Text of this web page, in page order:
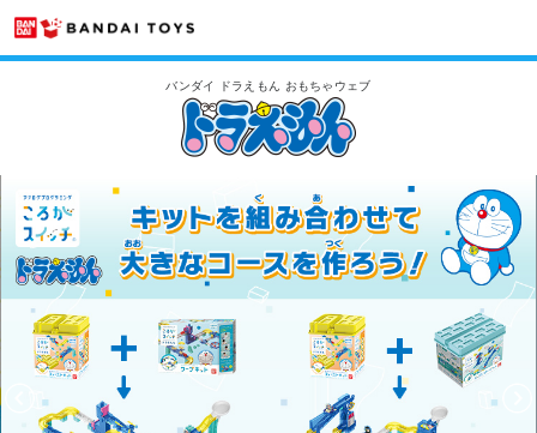
バンダイ ドラえもん おもちゃウェブ